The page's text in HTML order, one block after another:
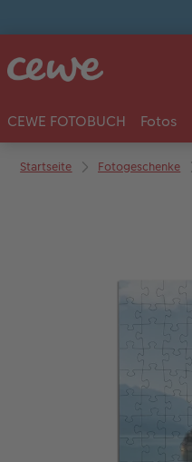
CEWE FOTOBUCH Fotos
Startseite Fotogeschenke